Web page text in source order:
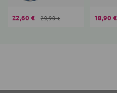
22,60 € 29,90 € 18,90 €